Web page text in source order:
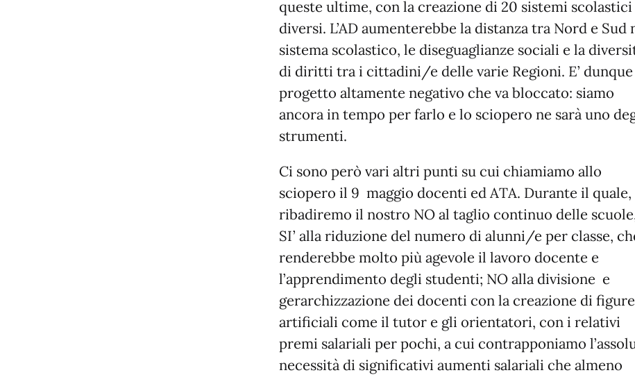
queste ultime, con la creazione di 20 sistemi scolastici
diversi. L’AD aumenterebbe la distanza tra Nord e Sud
sistema scolastico, le diseguaglianze sociali e la
di diritti tra i cittadini/e delle varie Regioni. E’
progetto altamente negativo che va bloccato: siamo
ancora in tempo per farlo e lo sciopero ne sarà uno
strumenti.
Ci sono però vari altri punti su cui chiamiamo allo
sciopero il 9 maggio docenti ed ATA. Durante il quale,
ribadiremo il nostro NO al taglio continuo delle
SI’ alla riduzione del numero di alunni/e per classe,
renderebbe molto più agevole il lavoro docente e
l’apprendimento degli studenti; NO alla divisione e
gerarchizzazione dei docenti con la creazione di figure
artificiali come il tutor e gli orientatori, con i relativi
premi salariali per pochi, a cui contrapponiamo
necessità di significativi aumenti salariali che almeno